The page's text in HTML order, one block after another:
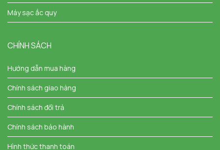
Máy sạc ắc quy
CHÍNH SÁCH
Hướng dẫn mua hàng
Chính sách giao hàng
Chính sách đổi trả
Chính sách bảo hành
Hình thức thanh toán